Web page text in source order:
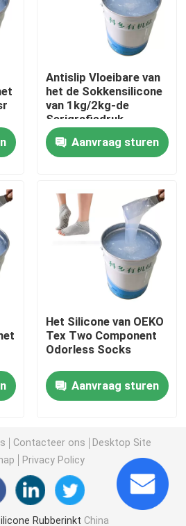
Deklaag
Siliconerubber
Antislip Vloeibare van
het de Sokkensilicone
van 1kg/2kg-de
Serigrafiedruk
Aanvraag sturen
Het Silicone van OEKO
Tex Two Component
Odorless Socks
Aanvraag sturen
Contacteer ons
Desktop Site
Privacy Policy
Rubberinkt China